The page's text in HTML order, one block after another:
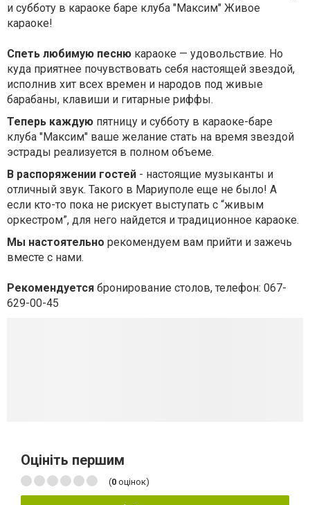
и субботу в караоке баре клуба "Максим" Живое
караоке!
Спеть любимую песню караоке — удовольствие. Но
куда приятнее почувствовать себя настоящей звездой,
исполнив хит всех времен и народов под живые
барабаны, клавиши и гитарные риффы.
Теперь каждую пятницу и субботу в караоке-баре
клуба "Максим" ваше желание стать на время звездой
эстрады реализуется в полном объеме.
В распоряжении гостей - настоящие музыканты и
отличный звук. Такого в Мариуполе еще не было! А
если кто-то пока не рискует выступать с “живым
оркестром”, для него найдется и традиционное караоке.
Мы настоятельно рекомендуем вам прийти и зажечь
вместе с нами.
Рекомендуется бронирование столов, телефон: 067-
629-00-45
Оцініть першим
(0 оцінок)